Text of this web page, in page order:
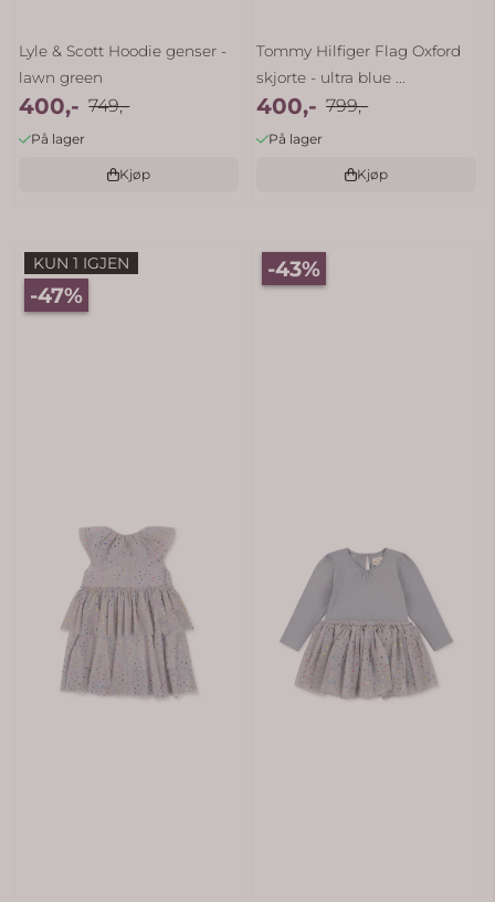
Lyle & Scott Hoodie genser -
lawn green
400,- 749,-
På lager
Kjøp
Tommy Hilfiger Flag Oxford
skjorte - ultra blue ...
400,- 799,-
På lager
Kjøp
KUN 1 IGJEN
-47%
-43%